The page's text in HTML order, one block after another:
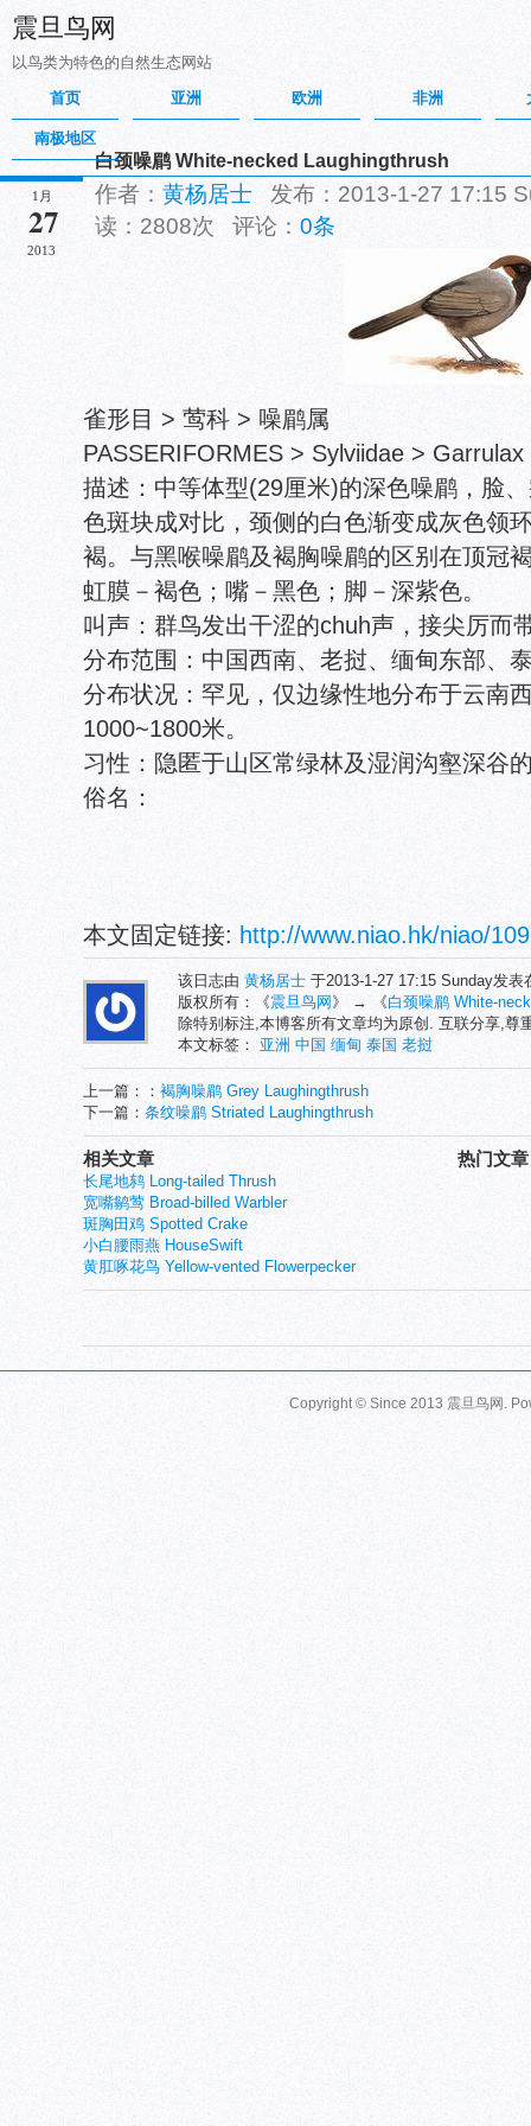
震旦鸟网
以鸟类为特色的自然生态网站
首页
亚洲 欧洲 非洲
南极地区
1月
27
2013
白颈噪鹛 White-necked Laughingthrush
作者： 黄杨居士 发布：2013-1-27 17:15
读：2808次 评论： 0条
雀形目 > 莺科 > 噪鹛属
PASSERIFORMES > Sylviidae >
描述：中等体型(29厘米)的深色噪鹛，脸
色斑块成对比，颈侧的白色渐变成灰色领
褐。与黑喉噪鹛及褐胸噪鹛的区别在顶冠
虹膜－褐色；嘴－黑色；脚－深紫色。
叫声：群鸟发出干涩的chuh声，接尖厉而
分布范围：中国西南、老挝、缅甸东部、
分布状况：罕见，仅边缘性地分布于云南
1000~1800米。
习性：隐匿于山区常绿林及湿润沟壑深谷
俗名：
本文固定链接: http://www.niao.hk/niao/
该日志由 黄杨居士 于2013-1-27 17:15 Sunday发
版权所有：《震旦鸟网 》 → 《白颈噪鹛 White-
除特别标注,本博客所有文章均为原创. 互联分享,尊
本文标签： 亚洲 中国 缅甸 泰国 老挝
上一篇：： 褐胸噪鹛 Grey Laughingthrush
下一篇： 条纹噪鹛 Striated Laughingthrush
热门文章
相关文章
长尾地鸫 Long-tailed Thrush
宽嘴鹟莺 Broad-billed Warbler
斑胸田鸡 Spotted Crake
小白腰雨燕 HouseSwift
黄肛啄花鸟 Yellow-vented Flowerpecker
Copyright © Since 2013 震旦鸟网 .